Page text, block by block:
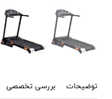
توضیحات بررسی تخصصی